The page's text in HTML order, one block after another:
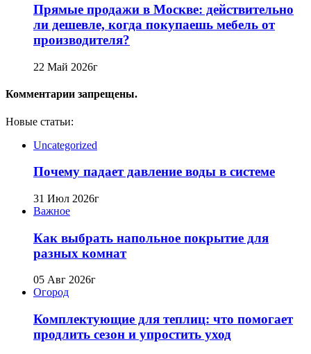
Прямые продажи в Москве: действительно
ли дешевле, когда покупаешь мебель от
производителя?
22 Май 2026г
Комментарии запрещены.
Новые статьи:
Uncategorized
Почему падает давление воды в системе
31 Июл 2026г
Важное
Как выбрать напольное покрытие для
разных комнат
05 Авг 2026г
Огород
Комплектующие для теплиц: что помогает
продлить сезон и упростить уход